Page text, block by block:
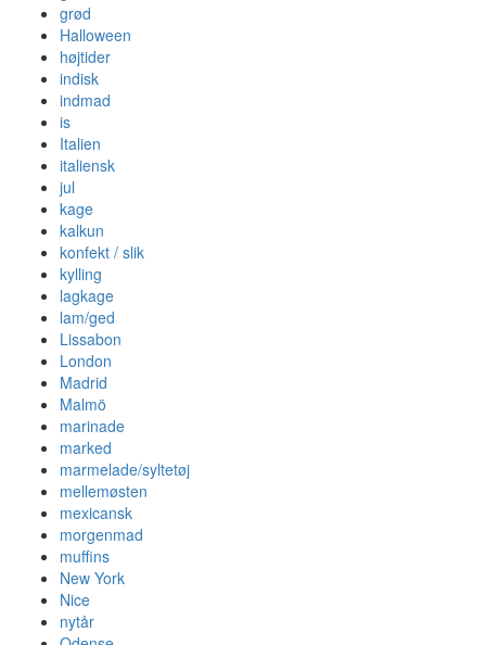
grød
Halloween
højtider
indisk
indmad
is
Italien
italiensk
jul
kage
kalkun
konfekt / slik
kylling
lagkage
lam/ged
Lissabon
London
Madrid
Malmö
marinade
marked
marmelade/syltetøj
mellemøsten
mexicansk
morgenmad
muffins
New York
Nice
nytår